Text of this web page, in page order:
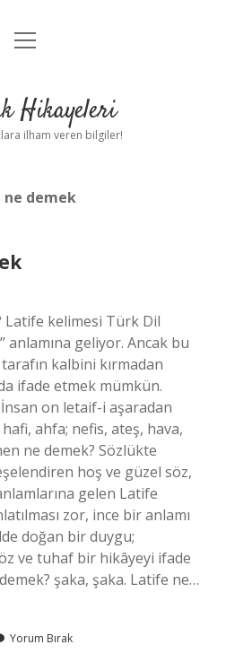
Anasayfa
Uyarı
menüyü
Hikayeleri
ilham veren bilgiler!
demek
Latife kelimesi Türk Dil
anlamına geliyor. Ancak bu
kalbini kırmadan
ifade etmek mümkün.
on letaif-i aşaradan
ahfa; nefis, ateş, hava,
ne demek? Sözlükte
hoş ve güzel söz,
gelen Latife
zor, ince bir anlamı
doğan bir duygu;
ve tuhaf bir hikâyeyi ifade
şaka, şaka. Latife ne…
Yorum Bırak